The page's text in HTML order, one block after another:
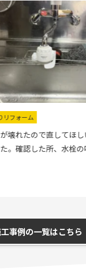
ォーム
れたので直してほしい
確認した所、水栓の吐
事例の一覧はこちら